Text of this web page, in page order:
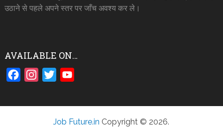
उठाने से पहले अपने स्तर पर जाँच अवश्य कर ले।
AVAILABLE ON…
FacebookInstagram
Twitter
Job Future.in Copyright © 2026.